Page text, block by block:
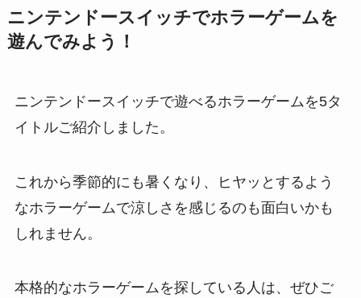
ニンテンドースイッチでホラーゲームを
遊んでみよう！
ニンテンドースイッチで遊べるホラーゲームを5タ
イトルご紹介しました。
これから季節的にも暑くなり、ヒヤッとするよう
なホラーゲームで涼しさを感じるのも面白いかも
しれません。
本格的なホラーゲームを探している人は、ぜひご